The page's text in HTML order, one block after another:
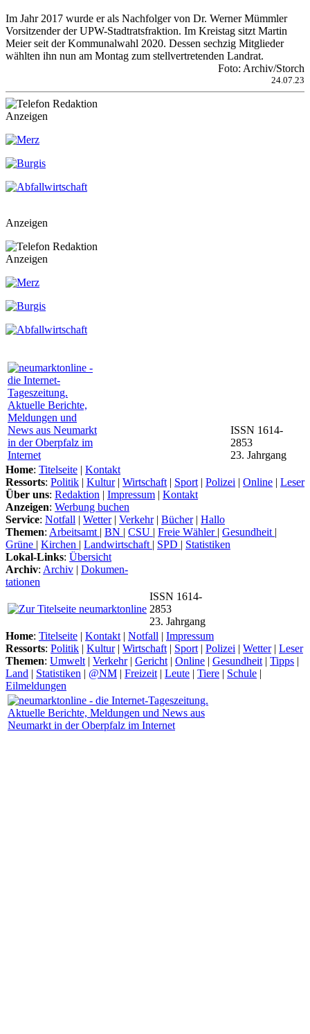
Im Jahr 2017 wurde er als Nachfolger von Dr. Werner Mümmler
Vorsitzender der UPW-Stadtratsfraktion. Im Kreistag sitzt Martin
Meier seit der Kommunalwahl 2020. Dessen sechzig Mitglieder
wählten ihn nun am Montag zum stellvertretenden Landrat.
Foto: Archiv/Storch
24.07.23
Anzeigen
Anzeigen
Anzeigen
ISSN 1614-
2853
23. Jahrgang
Home: Titelseite | Kontakt
Ressorts: Politik | Kultur| Wirtschaft | Sport | Polizei | Online | Leser
Über uns: Redaktion | Impressum | Kontakt
Anzeigen: Werbung buchen
Service: Notfall | Wetter| Verkehr| Bücher| Hallo
Themen: Arbeitsamt | BN | CSU | Freie Wähler | Gesundheit |
Grüne | Kirchen | Landwirtschaft | SPD | Statistiken
Lokal-Links: Übersicht
Archiv: Archiv | Dokumen-
tationen
ISSN 1614-
2853
23. Jahrgang
Home: Titelseite | Kontakt | Notfall | Impressum
Ressorts: Politik | Kultur| Wirtschaft | Sport | Polizei | Wetter| Leser
Themen: Umwelt | Verkehr| Gericht | Online | Gesundheit | Tipps |
Land | Statistiken | @NM | Freizeit | Leute | Tiere | Schule |
Eilmeldungen